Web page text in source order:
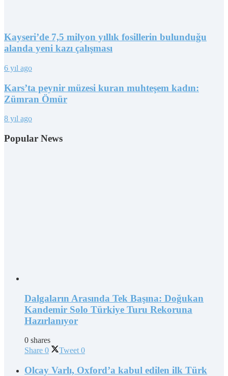
Kayseri’de 7,5 milyon yıllık fosillerin bulunduğu
alanda yeni kazı çalışması
6 yıl ago
Kars’ta peynir müzesi kuran muhteşem kadın:
Zümran Ömür
8 yıl ago
Popular News
Dalgaların Arasında Tek Başına: Doğukan
Kandemir Solo Türkiye Turu Rekoruna
Hazırlanıyor
0 shares
Share 0 Tweet 0
Olcay Varlı, Oxford’a kabul edilen ilk Türk